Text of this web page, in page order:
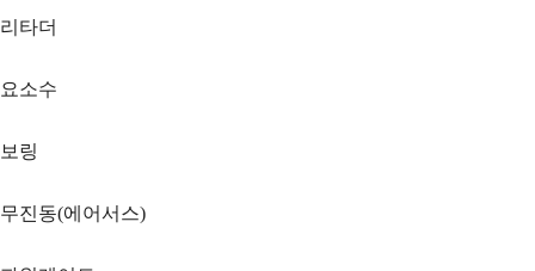
리타더
요소수
보링
무진동(에어서스)